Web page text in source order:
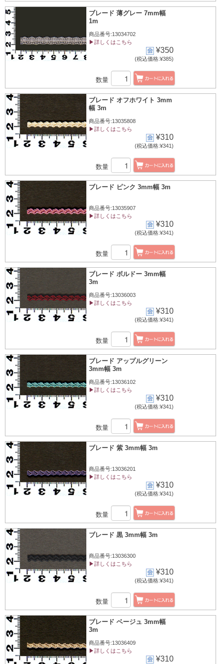
ブレード 薄グレー 7mm幅
1m
商品番号:13034702
▶詳しくはこちら
¥350
(税込価格:¥385)
数量
ブレード オフホワイト 3mm
幅 3m
商品番号:13035808
▶詳しくはこちら
¥310
(税込価格:¥341)
数量
ブレード ピンク 3mm幅 3m
商品番号:13035907
▶詳しくはこちら
¥310
(税込価格:¥341)
数量
ブレード ボルドー 3mm幅
3m
商品番号:13036003
▶詳しくはこちら
¥310
(税込価格:¥341)
数量
ブレード アップルグリーン
3mm幅 3m
商品番号:13036102
▶詳しくはこちら
¥310
(税込価格:¥341)
数量
ブレード 紫 3mm幅 3m
商品番号:13036201
▶詳しくはこちら
¥310
(税込価格:¥341)
数量
ブレード 黒 3mm幅 3m
商品番号:13036300
▶詳しくはこちら
¥310
(税込価格:¥341)
数量
ブレード ベージュ 3mm幅
3m
商品番号:13036409
▶詳しくはこちら
¥310